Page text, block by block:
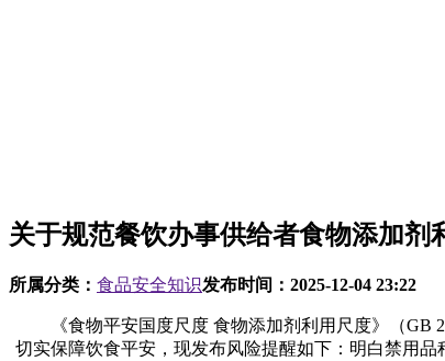
关于规范餐饮办事供给者食物添加剂
所属分类： 食品安全知识发布时间： 2025-12-04 23:22
《食物平安国度尺度 食物添加剂利用尺度》（GB
切实保障饮食平安，现发布风险提醒如下：明白禁用